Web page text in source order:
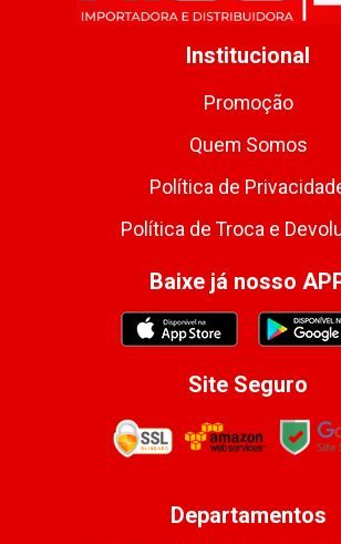
Institucional
Promoção
Quem Somos
Política de
Política de Troca e
Baixe já nosso
Site Seguro
Departamentos